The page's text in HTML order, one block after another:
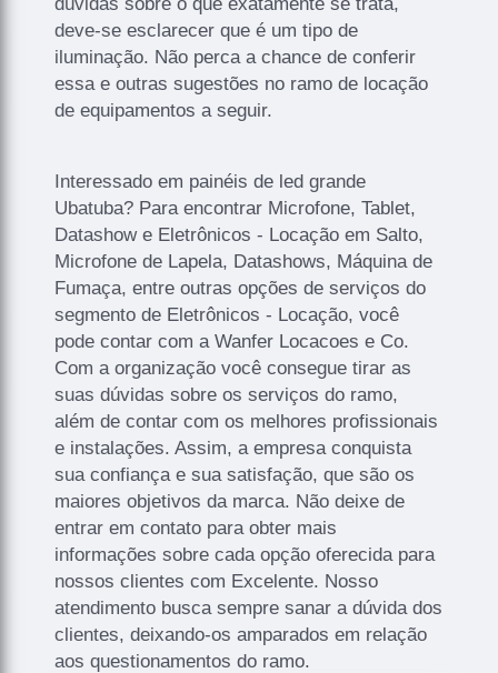
deve-se esclarecer que é um tipo de
iluminação. Não perca a chance de conferir
essa e outras sugestões no ramo de locação
de equipamentos a seguir.
Interessado em painéis de led grande
Ubatuba? Para encontrar Microfone, Tablet,
Datashow e Eletrônicos - Locação em Salto,
Microfone de Lapela, Datashows, Máquina de
Fumaça, entre outras opções de serviços do
segmento de Eletrônicos - Locação, você
pode contar com a Wanfer Locacoes e Co.
Com a organização você consegue tirar as
suas dúvidas sobre os serviços do ramo,
além de contar com os melhores profissionais
e instalações. Assim, a empresa conquista
sua confiança e sua satisfação, que são os
maiores objetivos da marca. Não deixe de
entrar em contato para obter mais
informações sobre cada opção oferecida para
nossos clientes com Excelente. Nosso
atendimento busca sempre sanar a dúvida dos
clientes, deixando-os amparados em relação
aos questionamentos do ramo.